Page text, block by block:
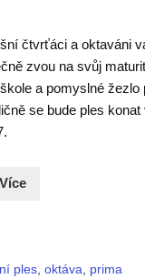
čtvrťáci a oktaváni
zvou na svůj
a pomyslné
se bude ples
ples,oktáva, prima